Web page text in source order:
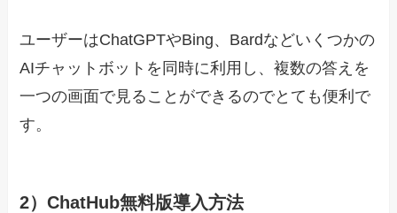
ユーザーはChatGPTやBing、Bardなどいくつかの
AIチャットボットを同時に利用し、複数の答えを
一つの画面で見ることができるのでとても便利で
す。
2）ChatHub無料版導入方法